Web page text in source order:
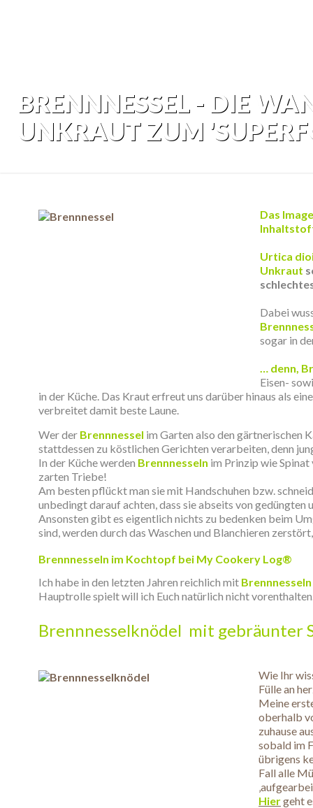
BRENNNESSEL - DIE
UNKRAUT ZUM
Das
Urtica
Unkraut
Dabei
sogar in
… denn,
Eisen-
in der Küche. Das Kraut erfreut uns darüber hinaus als
verbreitet damit beste Laune.
Wer der Brennnessel im Garten also den gärtnerischen
stattdessen zu köstlichen Gerichten verarbeiten, denn
In der Küche werden Brennnesseln im Prinzip wie
zarten Triebe!
Am besten pflückt man sie mit Handschuhen bzw.
unbedingt darauf achten, dass sie abseits von
Ansonsten gibt es eigentlich nichts zu bedenken beim
sind, werden durch das Waschen und Blanchieren
Brennnesseln im Kochtopf bei My Cookery Log®
Ich habe in den letzten Jahren reichlich mit Brennnesseln
Hauptrolle spielt will ich Euch natürlich nicht
Brennnesselknödel mit gebräunter
Wie Ihr
Fülle an
Meine
oberhalb
zuhause
sobald im
übrigens
Fall alle
Hiergeht